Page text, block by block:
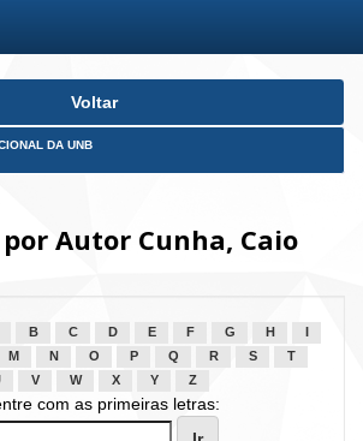
Voltar
DA UNB
Autor Cunha, Caio
B C D E F G H
M N O P Q R S
T
V W X Y Z
com as primeiras letras: